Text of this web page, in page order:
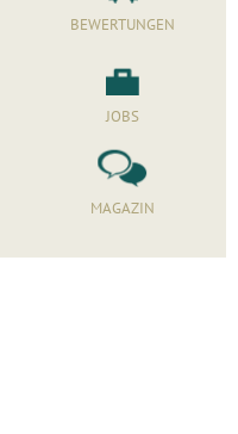
BEWERTUNGEN
JOBS
MAGAZIN